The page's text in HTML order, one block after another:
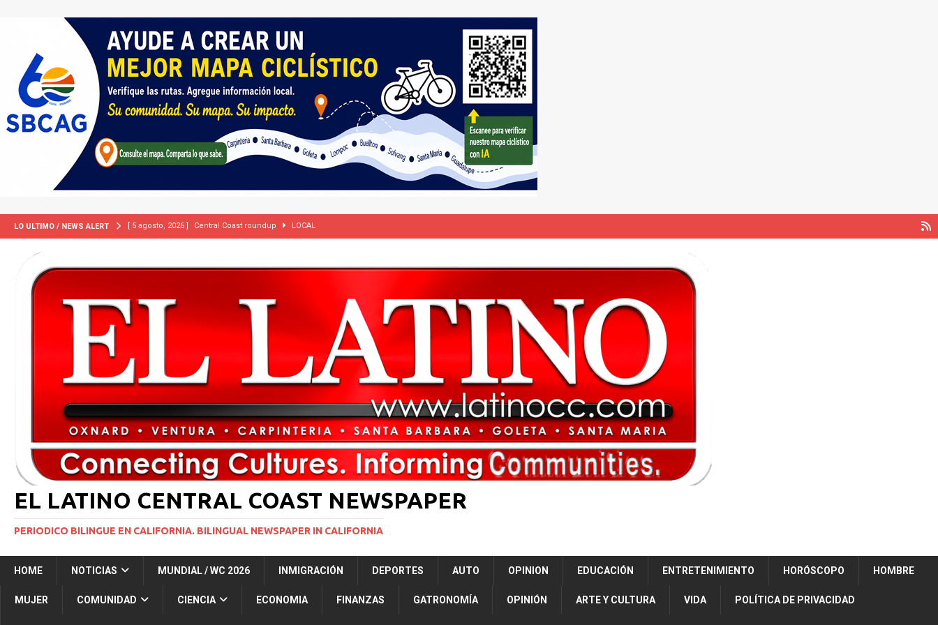
LO ULTIMO / NEWS ALERT [ 5 agosto, 2026 ] Central Coast roundup LOCAL
extranjeros” INMIGRACIÓN
Colombia apaga el ‘efecto Vini’. Brasil 1 – Colombia 1
[ 29 marzo, 2024 ] Corte Suprema levanta suspensión a ley de Texas que permite a la policía detener a migrantes
[ 1 marzo, 2024 ] Potente tormenta invernal desatará la mayor nevada en lo que va del año en California NACIONALES
[ 5 agosto, 2026 ] International roundup INTERNACIONAL
EL LATINO CENTRAL COAST NEWSPAPER
PERIODICO BILINGUE EN CALIFORNIA. BILINGUAL NEWSPAPER IN CALIFORNIA
HOME NOTICIAS MUNDIAL / WC 2026 INMIGRACIÓN DEPORTES AUTO OPINION EDUCACIÓN ENTRETENIMIENTO HORÓSCOPO HOMBRE
MUJER COMUNIDAD CIENCIA ECONOMIA FINANZAS GATRONOMÍA OPINIÓN ARTE Y CULTURA VIDA POLÍTICA DE PRIVACIDAD